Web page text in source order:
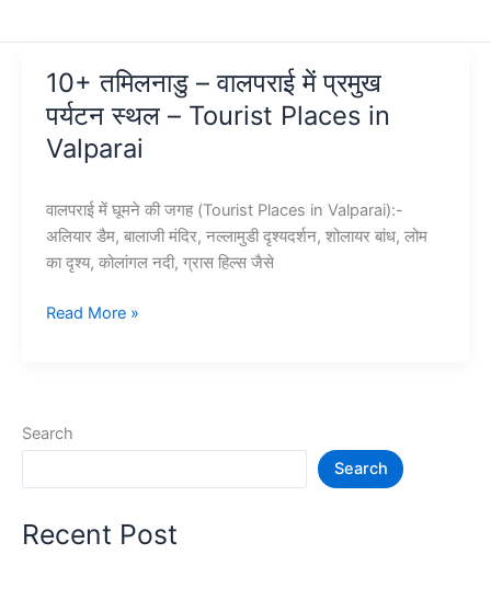
10+ तमिलनाडु – वालपराई में प्रमुख
पर्यटन स्थल – Tourist Places in
Valparai
वालपराई में घूमने की जगह (Tourist Places in Valparai):-
अलियार डैम, बालाजी मंदिर, नल्लामुडी दृश्यदर्शन, शोलायर बांध, लोम
का दृश्य, कोलांगल नदी, ग्रास हिल्स जैसे
10+
प्रमुख
Tourist
Read More »
Search
Search
Recent Post